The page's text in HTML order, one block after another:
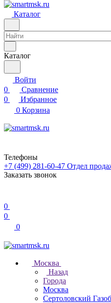
Каталог
Каталог
Войти
0
Сравнение
0
Избранное
0 Корзина
Телефоны
+7 (499) 281-60-47 Отдел
Заказать звонок
0
0
0
Москва
Назад
Города
Москва
Сертоловский